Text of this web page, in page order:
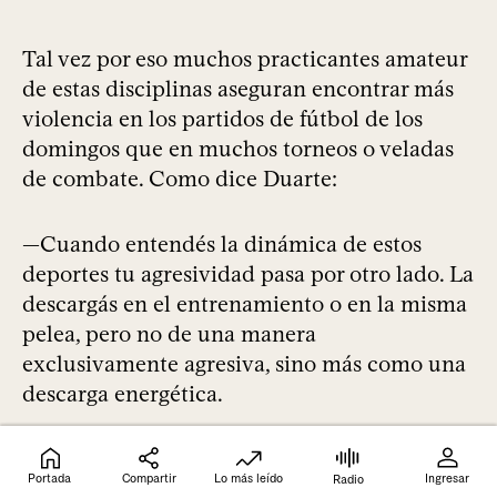
Tal vez por eso muchos practicantes amateur
de estas disciplinas aseguran encontrar más
violencia en los partidos de fútbol de los
domingos que en muchos torneos o veladas
de combate. Como dice Duarte:
—Cuando entendés la dinámica de estos
deportes tu agresividad pasa por otro lado. La
descargás en el entrenamiento o en la misma
pelea, pero no de una manera
exclusivamente agresiva, sino más como una
descarga energética.
Portada Compartir Lo más leído Radio Ingresar